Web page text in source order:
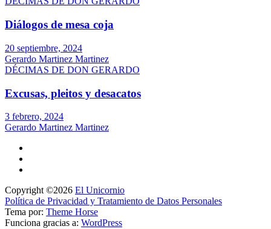
Diálogos de mesa coja
20 septiembre, 2024
Gerardo Martinez Martinez
DÉCIMAS DE DON GERARDO
Excusas, pleitos y desacatos
3 febrero, 2024
Gerardo Martinez Martinez
Copyright ©2026 El Unicornio
Política de Privacidad y Tratamiento de Datos Personales
Tema por: Theme Horse
Funciona gracias a: WordPress